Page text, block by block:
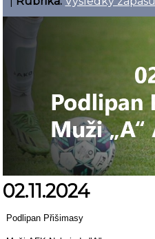
02.11.2024
Podlipan Přišimasy